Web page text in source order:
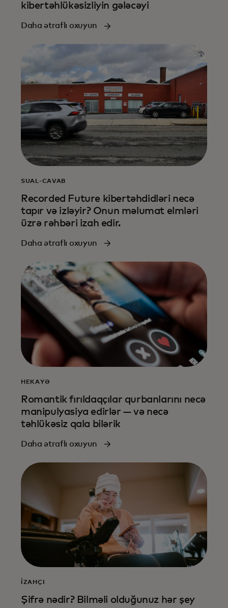
kibertəhlükəsizliyin gələcəyi
Daha ətraflı oxuyun
SUAL-CAVAB
Recorded Future kibertəhdidləri necə
tapır və izləyir? Onun məlumat elmləri
üzrə rəhbəri izah edir.
Daha ətraflı oxuyun
HEKAYƏ
Romantik fırıldaqçılar qurbanlarını necə
manipulyasiya edirlər — və necə
təhlükəsiz qala bilərik
Daha ətraflı oxuyun
İZAHÇI
Şifrə nədir? Bilməli olduğunuz hər şey